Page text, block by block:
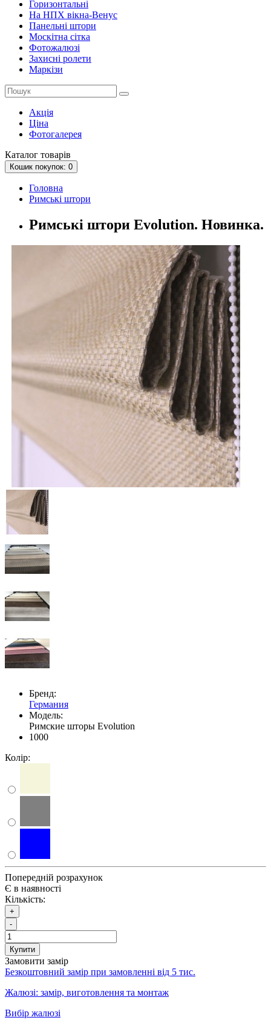
Горизонтальні
На НПХ вікна-Венус
Панельні штори
Москітна сітка
Фотожалюзі
Захисні ролети
Маркізи
Акція
Ціна
Фотогалерея
Каталог товарів
Кошик покупок: 0
Головна
Римські штори
Римські штори Evolution. Новинка.
Бренд:
Германия
Модель:
Римские шторы Evolution
1000
Колір:
Попередній розрахунок
Є в наявності
Кількість:
+
-
Купити
Замовити замір
Безкоштовний замір при замовленні від 5 тис.
Жалюзі: замір, виготовлення та монтаж
Вибір жалюзі